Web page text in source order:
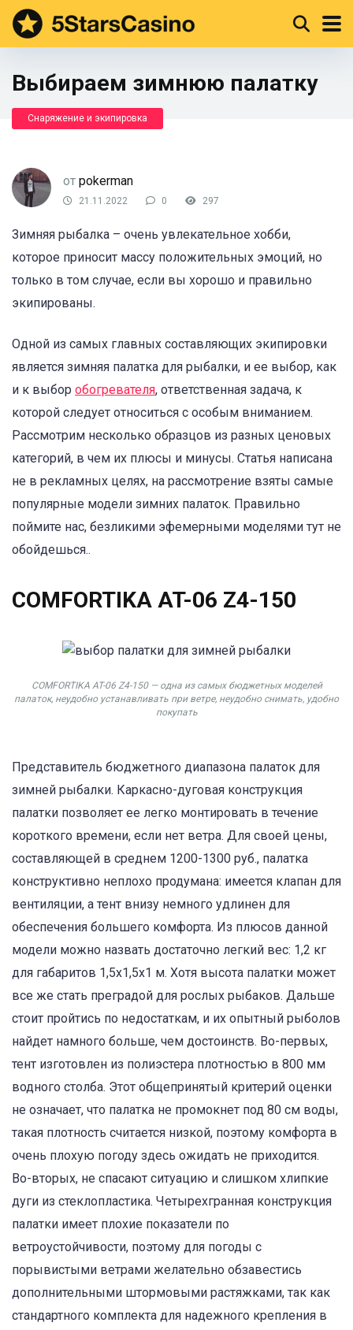
Выбираем зимнюю палатку
Снаряжение и экипировка
от pokerman
21.11.2022 0 297
Зимняя рыбалка – очень увлекательное хобби,
которое приносит массу положительных эмоций, но
только в том случае, если вы хорошо и правильно
экипированы.
Одной из самых главных составляющих экипировки
является зимняя палатка для рыбалки, и ее выбор, как
и к выбор обогревателя, ответственная задача, к
которой следует относиться с особым вниманием.
Рассмотрим несколько образцов из разных ценовых
категорий, в чем их плюсы и минусы. Статья написана
не в рекламных целях, на рассмотрение взяты самые
популярные модели зимних палаток. Правильно
поймите нас, безликими эфемерными моделями тут не
обойдешься..
COMFORTIKA AT-06 Z4-150
COMFORTIKA AT-06 Z4-150 — одна из самых бюджетных моделей
палаток, неудобно устанавливать при ветре, неудобно снимать, удобно
покупать
Представитель бюджетного диапазона палаток для
зимней рыбалки. Каркасно-дуговая конструкция
палатки позволяет ее легко монтировать в течение
короткого времени, если нет ветра. Для своей цены,
составляющей в среднем 1200-1300 руб., палатка
конструктивно неплохо продумана: имеется клапан для
вентиляции, а тент внизу немного удлинен для
обеспечения большего комфорта. Из плюсов данной
модели можно назвать достаточно легкий вес: 1,2 кг
для габаритов 1,5х1,5х1 м. Хотя высота палатки может
все же стать преградой для рослых рыбаков. Дальше
стоит пройтись по недостаткам, и их опытный рыболов
найдет намного больше, чем достоинств. Во-первых,
тент изготовлен из полиэстера плотностью в 800 мм
водного столба. Этот общепринятый критерий оценки
не означает, что палатка не промокнет под 80 см воды,
такая плотность считается низкой, поэтому комфорта в
очень плохую погоду здесь ожидать не приходится.
Во-вторых, не спасают ситуацию и слишком хлипкие
дуги из стеклопластика. Четырехгранная конструкция
палатки имеет плохие показатели по
ветроустойчивости, поэтому для погоды с
порывистыми ветрами желательно обзавестись
дополнительными штормовыми растяжками, так как
стандартного комплекта для надежного крепления в